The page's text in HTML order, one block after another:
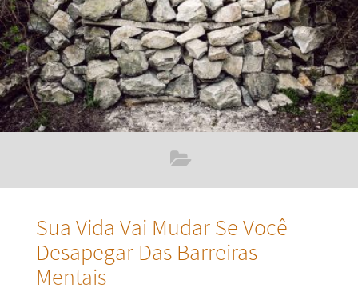
essência que ficam armazenados os nossos aprendizados,
comportamentos ou hábitos. Além de processar e
armazenar
Sua Vida Vai Mudar Se Você
Desapegar Das Barreiras
Mentais